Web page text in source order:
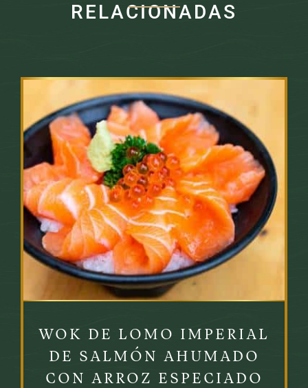
RELACIONADAS
WOK DE LOMO IMPERIAL
DE SALMÓN AHUMADO
CON ARROZ ESPECIADO